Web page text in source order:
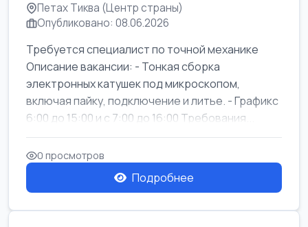
Петах Тиква (Центр страны)
Опубликовано: 08.06.2026
Требуется специалист по точной механике
Описание вакансии: - Тонкая сборка
электронных катушек под микроскопом,
включая пайку, подключение и литье. - Графикс
6:00 до 15:00 и с 7:00 до 16:00 Требования...
0 просмотров
Подробнее